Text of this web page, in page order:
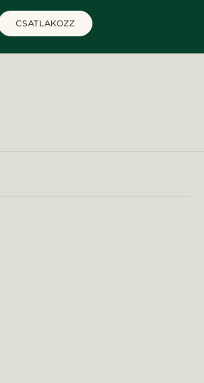
CSATLAKOZZ